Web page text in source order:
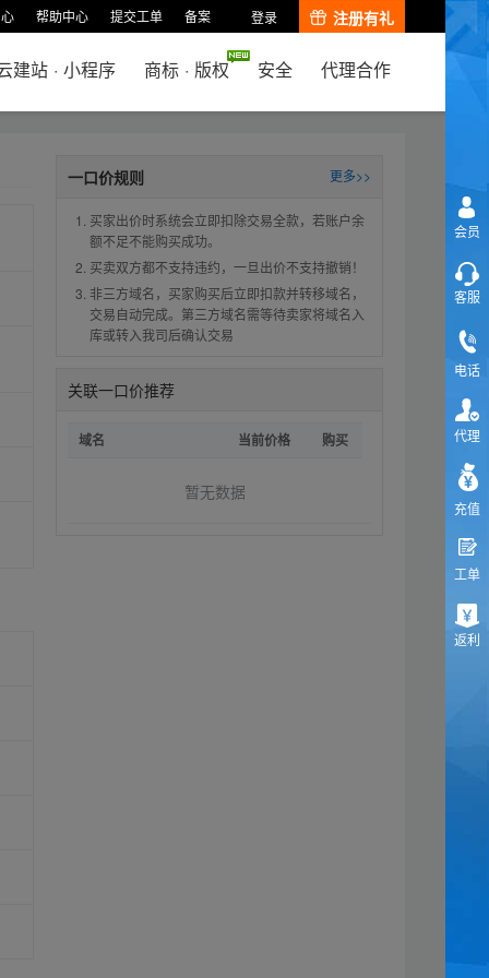
帮助中心 提交工单 备案 登录 注册有礼
建站 · 小程序 商标 · 版权 安全 代理合作
一口价规则 更多>>
买家出价时系统会立即扣除交易全款，若账户余
额不足不能购买成功。
买卖双方都不支持违约，一旦出价不支持撤销！
非三方域名，买家购买后立即扣款并转移域名，
交易自动完成。第三方域名需等待卖家将域名入
库或转入我司后确认交易
关联一口价推荐
域名 当前价格 购买
暂无数据
会员
客服
电话
代理
充值
工单
返利